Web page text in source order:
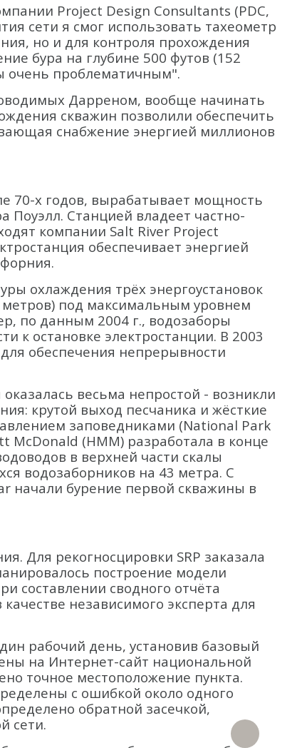
Project Design Consultants (PDC,
сети я смог использовать тахеометр
но и для контроля прохождения
бура на глубине 500 футов (152
очень проблематичным".
Дарреном, вообще начинать
скважин позволили обеспечить
снабжение энергией миллионов
70-х годов, вырабатывает мощность
Поуэлл. Станцией владеет частно-
компании Salt River Project
обеспечивает энергией
охлаждения трёх энергоустановок
под максимальным уровнем
по данным 2004 г., водозаборы
к остановке электростанции. В 2003
обеспечения непрерывности
весьма непростой - возникли
крутой выход песчаника и жёсткие
заповедниками (National Park
(HMM) разработала в конце
в верхней части скалы
водозаборников на 43 метра. С
начали бурение первой скважины в
Для рекогносцировки SRP заказала
построение модели
составлении сводного отчёта
независимого эксперта для
рабочий день, установив базовый
на Интернет-сайт национальной
точное местоположение пункта.
с ошибкой около одного
обратной засечкой,
сети.